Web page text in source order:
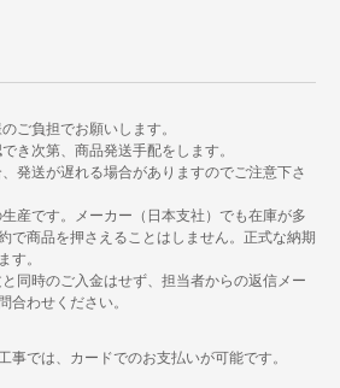
ご負担でお願いします。
き次第、商品発送手配をします。
発送が遅れる場合がありますのでご注意下さ
産です。メーカー（日本支社）でも在庫が多
で商品を押さえることはしません。正式な納期
す。
同時のご入金はせず、担当者からの返信メー
合わせください。
事では、カードでのお支払いが可能です。